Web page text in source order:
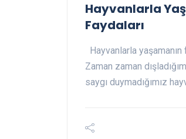
Hayvanlarla
Faydaları
Hayvanlarla
Zaman zaman
saygı duymadığımız